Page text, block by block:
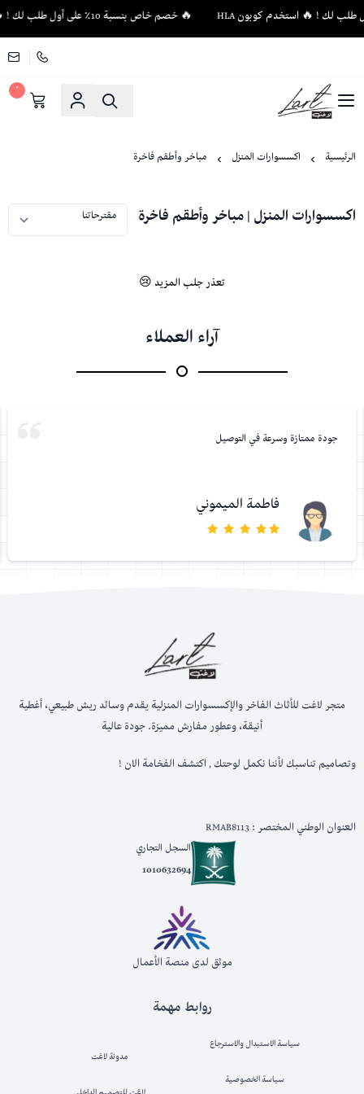
🔥 خصم خاص بنسبة 10٪ على أول طلب لك ! 🔥 استخدم كوبون HLA
لاغت - أثاث فاخر وإكسسوارات منزلية فريدة
٠
الرئيسية اكسسوارات المنزل مباخر وأطقم فاخرة
اكسسوارات المنزل | مباخر وأطقم فاخرة
تعذر جلب المزيد 😢
آراء العملاء
جودة ممتازة وسرعة في التوصيل
فاطمة الميموني
روابط مهمة
سياسة الاستبدال والاسترجاع
سياسة الخصوصية
مدونة لاغت
متجر لاغت للأثاث الفاخر والإكسسوارات المنزلية يقدم وسائد ريش طبيعي، أغطية
أنيقة، وعطور مفارش مميزة. جودة عالية
وتصاميم تناسبك لأننا نكمل لوحتك , اكتشف الفخامة الان !
العنوان الوطني المختصر : RMAB8113
السجل التجاري
1010632694
موثق لدى منصة الأعمال